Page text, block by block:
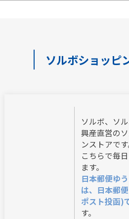
ソルボショッピ
ソルボ、ソ
興産直営の
ンストアです
こちらで毎
ます。
日本郵便ゆ
は、日本郵
ポスト投函)
す。